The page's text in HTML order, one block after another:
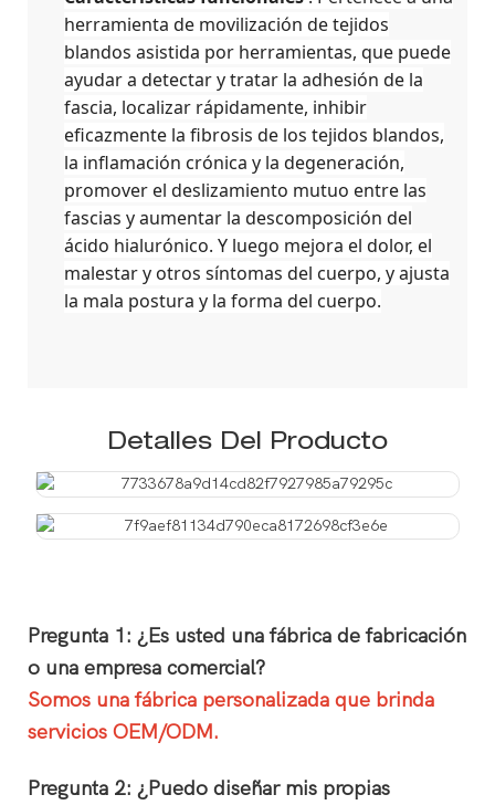
herramienta de movilización de tejidos
blandos asistida por herramientas, que puede
ayudar a detectar y tratar la adhesión de la
fascia, localizar rápidamente, inhibir
eficazmente la fibrosis de los tejidos blandos,
la inflamación crónica y la degeneración,
promover el deslizamiento mutuo entre las
fascias y aumentar la descomposición del
ácido hialurónico. Y luego mejora el dolor, el
malestar y otros síntomas del cuerpo, y ajusta
la mala postura y la forma del cuerpo.
Detalles Del Producto
Pregunta 1: ¿Es usted una fábrica de fabricación
o una empresa comercial?
Somos una fábrica personalizada que brinda
servicios OEM/ODM.
Pregunta 2: ¿Puedo diseñar mis propias